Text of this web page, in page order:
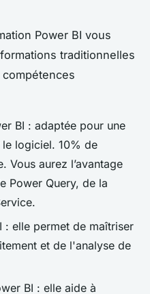
Power BI vous
traditionnelles
BI : adaptée pour une
logiciel. 10% de
Vous aurez l’avantage
Power Query, de la
: elle permet de maîtriser
et de l'analyse de
BI : elle aide à